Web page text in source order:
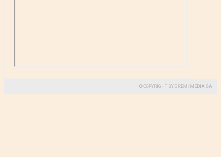
© COPYRIGHT BY GREMI MEDIA SA